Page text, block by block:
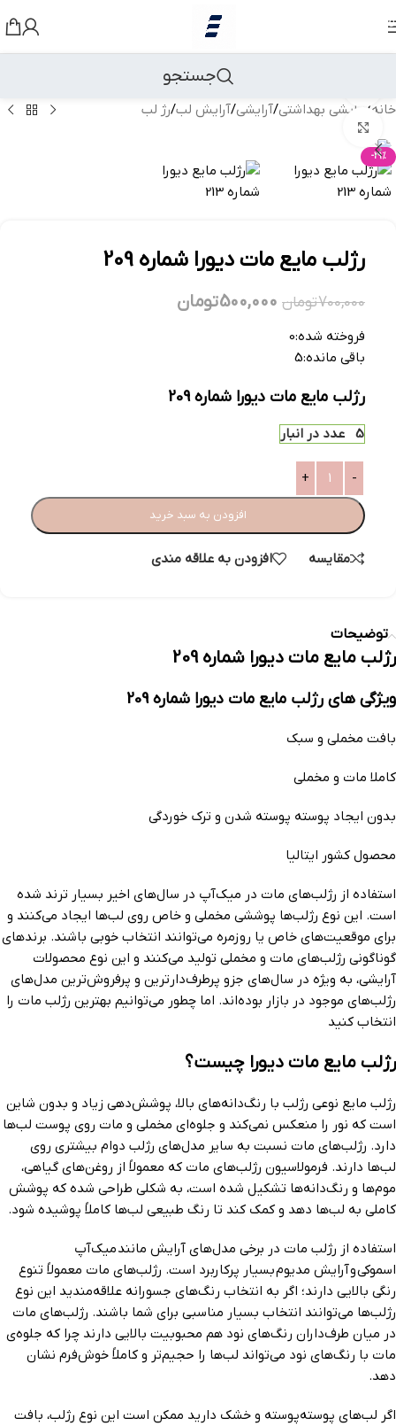
رد کردن به ناوبری
جستجو
خانه/ آرایشی بهداشتی/آرایشی/آرایش لب/رژ لب
-29%
رژلب مایع مات دیورا شماره 209
700,000تومان 500,000تومان
فروخته شده:0
باقی مانده:5
رژلب مایع مات دیورا شماره 209
5 عدد در انبار
افزودن به سبد خرید
مقایسه افزودن به علاقه مندی
توضیحات
رژلب مایع مات دیورا شماره 209
ویژگی های رژلب مایع مات دیورا شماره 209
بافت مخملی و سبک
کاملا مات و مخملی
بدون ایجاد پوسته پوسته شدن و ترک خوردگی
محصول کشور ایتالیا
استفاده از رژلب‌های مات در میک‌آپ در سال‌های اخیر بسیار ترند شده
است. این نوع رژلب‌ها پوششی مخملی و خاص روی لب‌ها ایجاد می‌کنند و
برای موقعیت‌های خاص یا روزمره می‌توانند انتخاب خوبی باشند. برندهای
گوناگونی رژلب‌های مات و مخملی تولید می‌کنند و این نوع محصولات
آرایشی، به ویژه در سال‌های جزو پرطرف‌دارترین و پرفروش‌ترین مدل‌های
رژلب‌های موجود در بازار بوده‌اند. اما چطور می‌توانیم بهترین رژلب مات را
انتخاب کنید
رژلب مایع مات دیورا چیست؟
رژلب مایع نوعی رژلب با رنگ‌دانه‌های بالا، پوشش‌دهی زیاد و بدون شاین
است که نور را منعکس نمی‌کند و جلوه‌ای مخملی و مات روی پوست لب‌ها
دارد. رژلب‌های مات نسبت به سایر مدل‌های رژلب دوام بیشتری روی
لب‌ها دارند. فرمولاسیون رژلب‌های مات که معمولاً از روغن‌های گیاهی،
موم‌ها و رنگ‌دانه‌ها تشکیل شده است، به شکلی طراحی شده که پوشش
کاملی به لب‌ها دهد و کمک کند تا رنگ طبیعی لب‌ها کاملاً پوشیده شود.
استفاده از رژلب مات در برخی مدل‌های آرایش مانند میک‌آپ
اسموکی و آرایش مدیوم بسیار پرکاربرد است. رژلب‌های مات معمولاً تنوع
رنگی بالایی دارند؛ اگر به انتخاب رنگ‌های جسورانه علاقه‌مندید این نوع
رژلب‌ها می‌توانند انتخاب بسیار مناسبی برای شما باشند. رژلب‌های مات
در میان طرف‌داران رنگ‌های نود هم محبوبیت بالایی دارند چرا که جلوه‌ی
مات با رنگ‌های نود می‌تواند لب‌ها را حجیم‌تر و کاملاً خوش‌فرم نشان
دهد.
اگر لب‌های پوسته‌پوسته و خشک دارید ممکن است این نوع رژلب، بافت